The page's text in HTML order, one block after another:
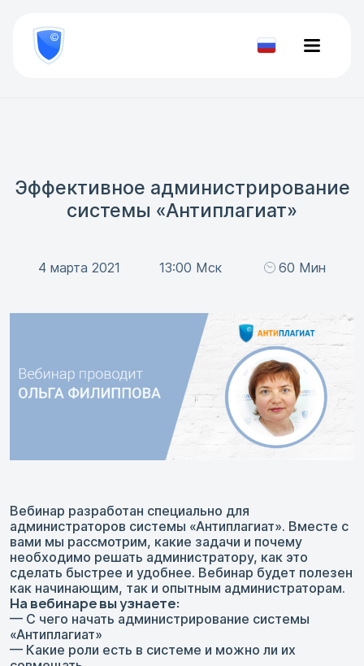
800
777-
81-Проверить
Эффективное администрирование
системы «Антиплагиат»
4 марта 2021 13:00 Мск 60 Мин
Вебинар разработан специально для
администраторов системы «Антиплагиат». Вместе с
вами мы рассмотрим, какие задачи и почему
необходимо решать администратору, как это
сделать быстрее и удобнее. Вебинар будет полезен
как начинающим, так и опытным администраторам.
На вебинаре вы узнаете:
— С чего начать администрирование системы
«Антиплагиат»
— Какие роли есть в системе и можно ли их